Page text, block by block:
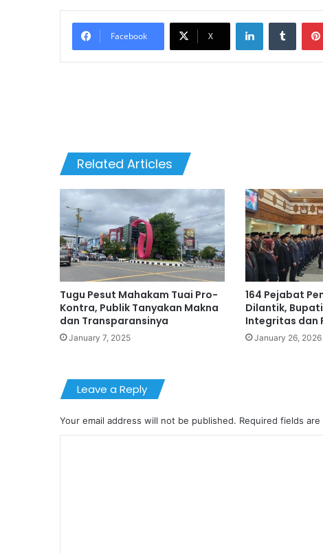
Facebook X
LinkedIn
Related Articles
Tugu Pesut Mahakam Tuai Pro-
Kontra, Publik Tanyakan Makna
dan Transparansinya
January 7, 2025
164 Pejabat
Dilantik,
Integritas dan
January 26, 2026
Leave a Reply
Your email address will not be published. Required fields are